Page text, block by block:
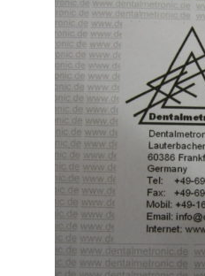
Wichtige Infos
Unsere Firma
Warenkorb
Stellenangebote